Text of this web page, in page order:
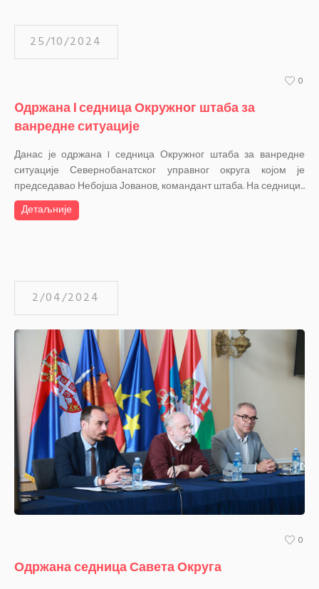
25/10/2024
0
Oдржана I седница Окружног штаба за
ванредне ситуације
Данас је одржана I седница Окружног штаба за ванредне
ситуације Севернобанатског управног округа којом је
председавао Небојша Јованов, командант штаба. На седници...
Детаљније
2/04/2024
0
Одржана седница Савета Округа